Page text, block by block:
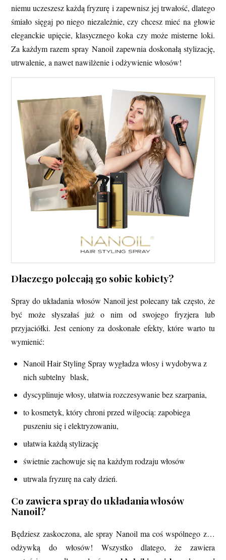
niemu uczeszesz każdą fryzurę i zapewnisz jej trwałość, dlatego
śmiało sięgaj po niego niezależnie, czy chcesz mieć na głowie
eleganckie upięcie, klasycznego koka czy może misterne loki.
Za każdym razem spray Nanoil zapewnia doskonałą stylizację,
utrwalenie, a nawet nawilżenie i odżywienie włosów!
Dlaczego polecają go sobie kobiety?
Spray do układania włosów Nanoil jest polecany tak często, że
być może słyszałaś już o nim od swojego fryzjera lub
przyjaciółki. Jest ceniony za doskonałe efekty, które warto tu
wymienić:
Nanoil Hair Styling Spray wygładza włosy i wydobywa z
nich subtelny blask,
dyscyplinuje włosy, ułatwia rozczesywanie bez szarpania,
to kosmetyk, który chroni przed wilgocią: zapobiega
puszeniu się i elektryzowaniu,
ułatwia każdą stylizację
świetnie zachowuje się na każdym rodzaju włosów
utrwala fryzurę na cały dzień.
Co zawiera spray do układania włosów
Nanoil?
Będziesz zaskoczona, ale spray Nanoil ma coś wspólnego z…
odżywką do włosów! Wszystko dlatego, że zawiera